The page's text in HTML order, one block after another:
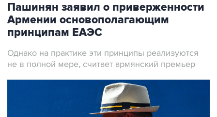
Пашинян заявил о приверженности
Армении основополагающим
принципам ЕАЭС
Однако на практике эти принципы реализуются
не в полной мере, считает армянский премьер